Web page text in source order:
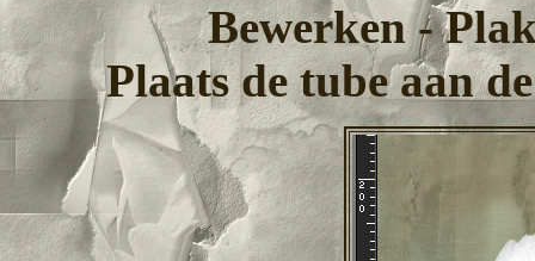
Bewerken -
Plaats de tube aan